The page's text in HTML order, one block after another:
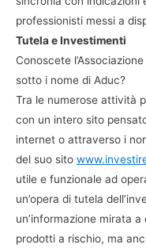
professionisti messi a
Tutela e Investimenti
Conoscete
sotto i nome di Aduc?
Tra le numerose attività
con un intero sito
internet o attraverso i
del suo sito
utile e funzionale ad
un’opera di tutela
un’informazione mirata
prodotti a rischio, ma